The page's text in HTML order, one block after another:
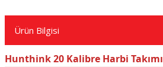
Ürün Bilgisi
Hunthink 20 Kalibre Harbi Takımı